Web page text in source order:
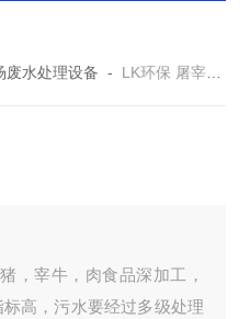
废水处理设备 - LK环保 屠宰污水处理设备
，宰牛，肉食品深加工，
高，污水要经过多级处理